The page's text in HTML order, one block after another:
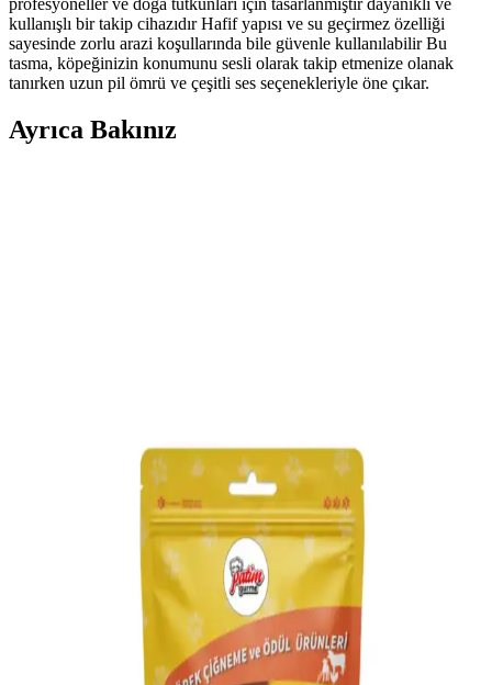
profesyoneller ve doğa tutkunları için tasarlanmıştır dayanıklı ve
kullanışlı bir takip cihazıdır Hafif yapısı ve su geçirmez özelliği
sayesinde zorlu arazi koşullarında bile güvenle kullanılabilir Bu
tasma, köpeğinizin konumunu sesli olarak takip etmenize olanak
tanırken uzun pil ömrü ve çeşitli ses seçenekleriyle öne çıkar.
Ayrıca Bakınız
beslenme sağlayan ürünler tercih edilmelidir.
Flexi Life Plus ve Flexi Life Ürünleri Arasındaki
Farklar ve Kullanım Alanları
Flexi markası, dayanıklı köpek tasması ve eğitim teknolojileriyle öne
çıkıyor. Ürünler, kullanım alanlarına göre farklı özellikler ve
avantajlar sunar, kullanıcıların ihtiyaçlarına uygun çözümler sağlar.
Evcil Hayvanlar İçin Tuvalet Pedleri Çeşitleri ve
Seçim Kriterleri